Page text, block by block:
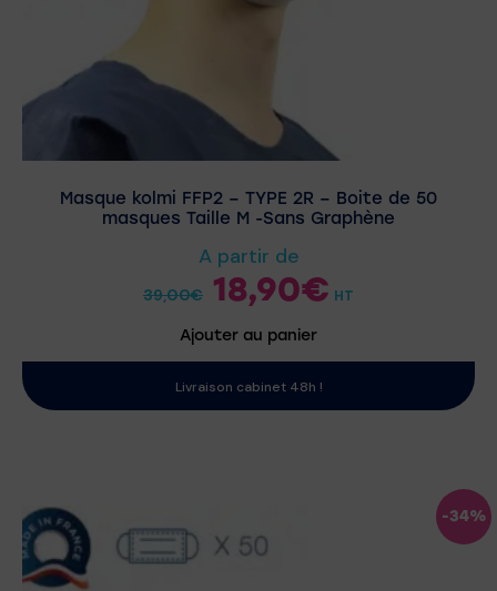
Masque kolmi FFP2 – TYPE 2R – Boite de 50
masques Taille M -Sans Graphène
A partir de
39,00€ 18,90€ HT
Ajouter au panier
Livraison cabinet 48h !
-34%